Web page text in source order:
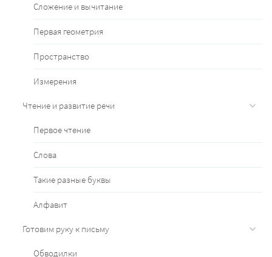
Сложение и вычитание
Первая геометрия
Пространство
Измерения
Чтение и развитие речи
Первое чтение
Слова
Такие разные буквы
Алфавит
Готовим руку к письму
Обводилки